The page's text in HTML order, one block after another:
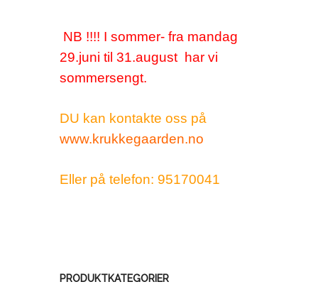
NB !!!! I sommer- fra mandag
29.juni til 31.august har vi
sommersengt.
DU kan kontakte oss på
www.krukkegaarden.no
Eller på telefon: 95170041
PRODUKTKATEGORIER